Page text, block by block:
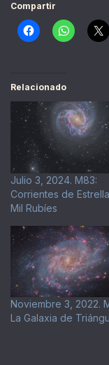
Compartir
Relacionado
Julio 3, 2024. M83:
Corrientes de
Mil Rubíes
Noviembre 3, 2022.
La Galaxia de